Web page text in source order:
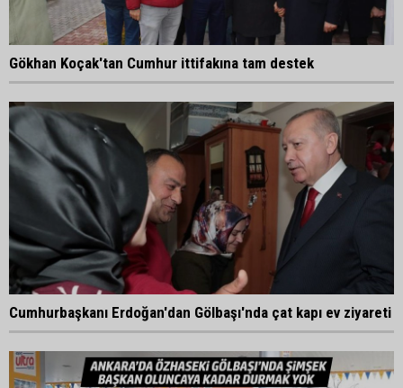
Gökhan Koçak'tan Cumhur ittifakına tam destek
Cumhurbaşkanı Erdoğan'dan Gölbaşı'nda çat kapı ev ziyareti